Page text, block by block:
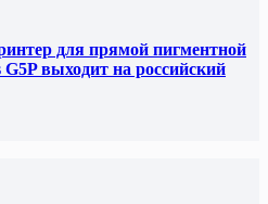
для прямой пигментной
выходит на российский